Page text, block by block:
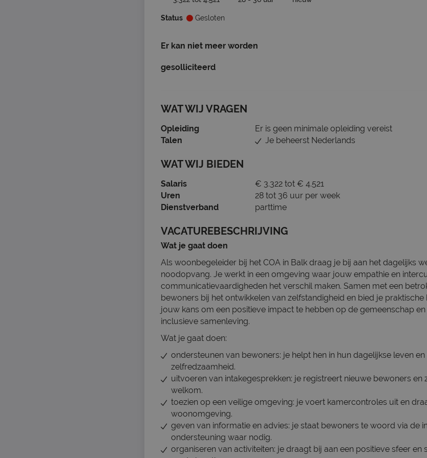
Status Gesloten
Er kan niet meer worden
gesolliciteerd
WAT WIJ VRAGEN
Opleiding
Er is geen minimale opleiding vereist
Talen
Je beheerst Nederlands
WAT WIJ BIEDEN
Salaris
€ 3.322 tot € 4.521
Uren
28 tot 36 uur per week
Dienstverband
parttime
VACATUREBESCHRIJVING
Wat je gaat doen
Als woonbegeleider bij het COA in Balk draag je bij aan het dagelijks
noodopvang. Je werkt in een omgeving waar jouw empathie en
communicatievaardigheden het verschil maken. Samen met een
bewoners bij het ontwikkelen van zelfstandigheid en bied je praktische
jouw kans om een positieve impact te hebben op de gemeenschap
inclusieve samenleving.
Wat je gaat doen:
ondersteunen van bewoners: je helpt hen in hun dagelijkse leven
zelfredzaamheid.
uitvoeren van intakegesprekken: je registreert nieuwe bewoners
welkom.
toezien op een veilige omgeving: je voert kamercontroles uit en
woonomgeving.
geven van informatie en advies: je staat bewoners te woord via de
ondersteuning waar nodig.
organiseren van activiteiten: je draagt bij aan een positieve sfeer en